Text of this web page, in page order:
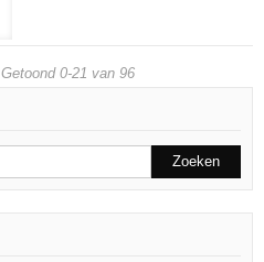
Getoond 0-21 van 96